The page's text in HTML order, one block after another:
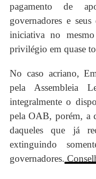
pagamento de
governadores e
iniciativa no
privilégio em quase
No caso acriano,
pela Assembleia
integralmente o
pela OAB, porém, a
daqueles que já
extinguindo
governadores.